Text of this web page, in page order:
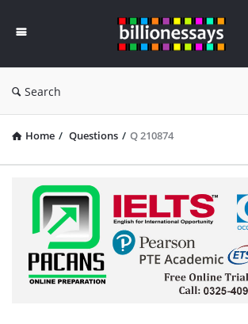
Essays
Search
Home / Questions / Q 210874